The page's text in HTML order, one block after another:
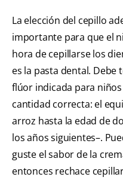
La elección del cepillo
importante para que el
hora de cepillarse los
es la pasta dental.
flúor indicada para
cantidad correcta: el
arroz hasta la edad de
los años siguientes–.
guste el sabor de la
entonces rechace